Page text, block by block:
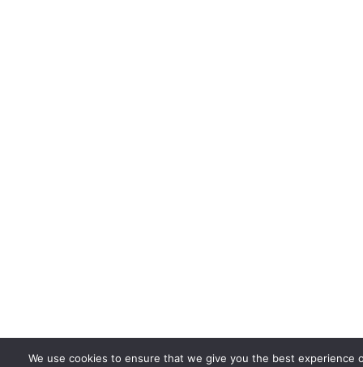
We use cookies to ensure that we give you the best experience